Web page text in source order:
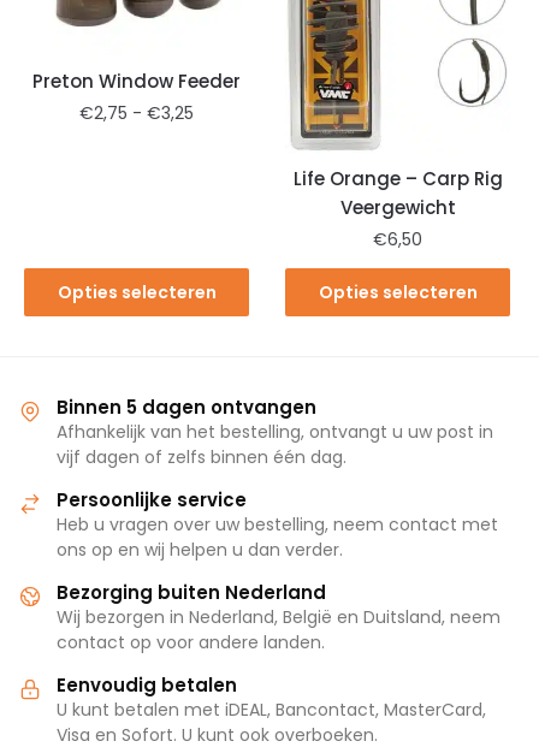
Preton Window Feeder
€2,75 - €3,25
Opties selecteren
Life Orange – Carp Rig
Veergewicht
€6,50
Opties selecteren
Binnen 5 dagen ontvangen
Afhankelijk van het bestelling, ontvangt u uw post in
vijf dagen of zelfs binnen één dag.
Persoonlijke service
Heb u vragen over uw bestelling, neem contact met
ons op en wij helpen u dan verder.
Bezorging buiten Nederland
Wij bezorgen in Nederland, België en Duitsland, neem
contact op voor andere landen.
Eenvoudig betalen
U kunt betalen met iDEAL, Bancontact, MasterCard,
Visa en Sofort. U kunt ook overboeken.